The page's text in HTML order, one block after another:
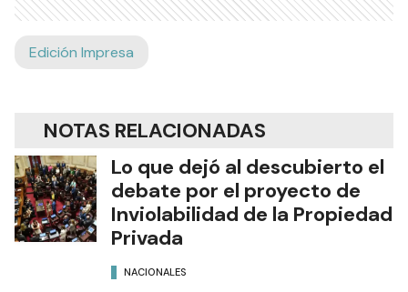
Edición Impresa
NOTAS RELACIONADAS
Lo que dejó al descubierto el
debate por el proyecto de
Inviolabilidad de la Propiedad
Privada
NACIONALES